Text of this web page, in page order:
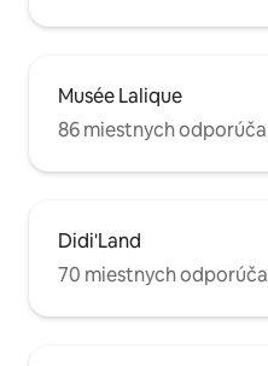
Musée Lalique
86 miestnych odporúča
Didi'Land
70 miestnych odporúča